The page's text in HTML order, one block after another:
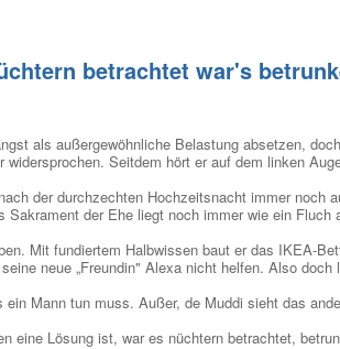
betrachtet war's
als außergewöhnliche Belastung absetzen,
Seitdem hört er auf dem linken
der durchzechten Hochzeitsnacht immer
der Ehe liegt noch immer wie ein Fluch
Mit fundiertem Halbwissen baut er das IKEA-
neue „Freundin" Alexa nicht helfen. Also
Mann tun muss. Außer, de Muddi sieht das
eine Lösung ist, war es nüchtern betrachtet,